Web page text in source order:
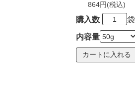
864円(税込)
購入数 袋
内容量